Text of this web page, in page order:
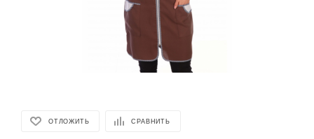
ОТЛОЖИТЬ СРАВНИТЬ